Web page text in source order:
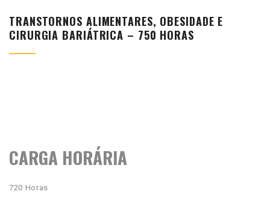
TRANSTORNOS ALIMENTARES, OBESIDADE E
CIRURGIA BARIÁTRICA – 750 HORAS
CARGA HORÁRIA
720 Horas